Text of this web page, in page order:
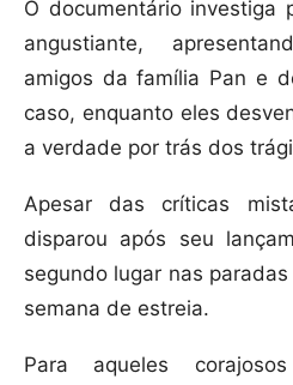
O documentário investiga
angustiante,
amigos da família Pan e
caso, enquanto eles
a verdade por trás dos
Apesar das críticas
disparou após seu
segundo lugar nas
semana de estreia.
Para aqueles